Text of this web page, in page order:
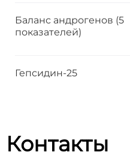
Баланс андрогенов (5
показателей)
Гепсидин-25
Контакты